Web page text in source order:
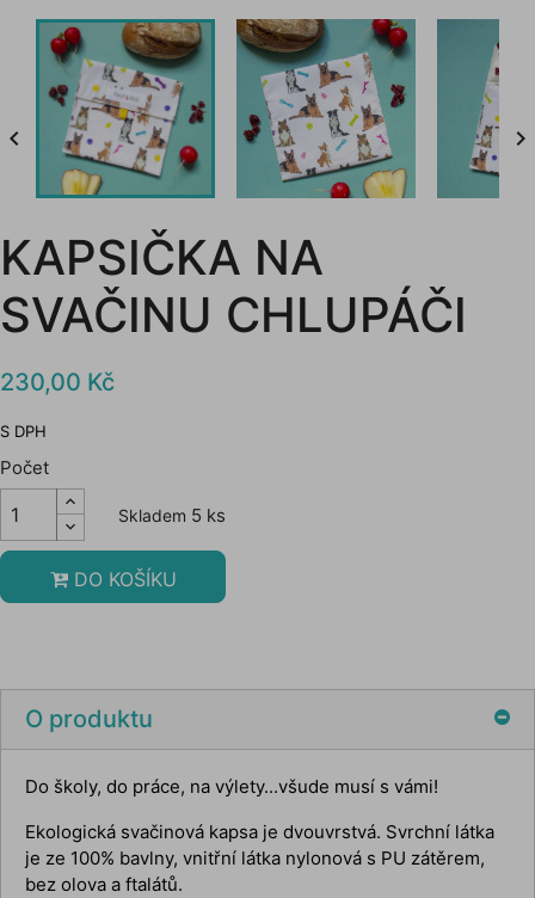
 
KAPSIČKA NA
SVAČINU CHLUPÁČI
230,00 Kč
S DPH
Počet
Skladem 5 ks
DO KOŠÍKU
O produktu
Do školy, do práce, na výlety...všude musí s vámi!
Ekologická svačinová kapsa je dvouvrstvá. Svrchní látka
je ze 100% bavlny, vnitřní látka nylonová s PU zátěrem,
bez olova a ftalátů.